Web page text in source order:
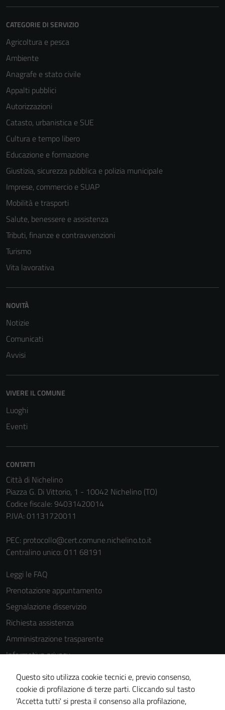
CATEGORIE DI SERVIZIO
Agricoltura e pesca
Ambiente
Anagrafe e stato civile
Appalti pubblici
Autorizzazioni
Catasto, urbanistica e SUE
Cultura e tempo libero
Educazione e formazione
Giustizia, sicurezza pubblica e polizia municipale
Imprese, commercio e SUAP
Mobilità e trasporti
Salute, benessere e assistenza
Tributi, finanze e contravvenzioni
Turismo
Vita lavorativa
NOVITÀ
Notizie
Comunicati
Avvisi
VIVERE IL COMUNE
Luoghi
Eventi
CONTATTI
Città di Nichelino
Piazza G. Di Vittorio, 1 - 10042 Nichelino (TO)
Codice fiscale: 94031420014
P.IVA: 01131720011
PEC: protocollo@cert.comune.nichelino.to.it
Centralino unico: 011 68191
Leggi le FAQ
Prenotazione appuntamento
Segnalazione disservizio
Richiesta assistenza
Amministrazione trasparente
Informativa privacy
Cookie Policy
Note legali
Dichiarazione di accessibilità
Questo sito utilizza cookie tecnici e, previo consenso,
cookie di profilazione di terze parti. Cliccando sul tasto
'Accetta tutti' si presta il consenso alla profilazione,